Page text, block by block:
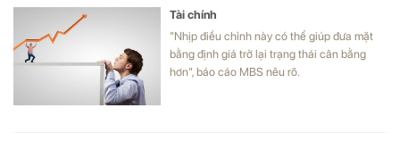
Tài chính
"Nhịp điều chỉnh này có thể giúp đưa mặt
bằng định giá trở lại trạng thái cân bằng
hơn", báo cáo MBS nêu rõ.